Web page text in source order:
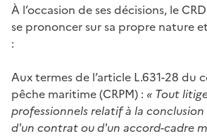
À l’occasion de ses décisions, le
se prononcer sur sa propre nature
:
Aux termes de l’article L.631-28 du
pêche maritime (CRPM) : « Tout
professionnels relatif à la
d'un contrat ou d'un accord-cadre